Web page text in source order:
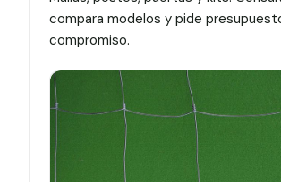
compara modelos y pide
compromiso.